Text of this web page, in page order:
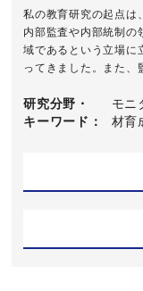
私の教育研究の起点は
内部監査や内部統制の
域であるという立場に
ってきました。また、
研究分野・
キーワード
モ
材育